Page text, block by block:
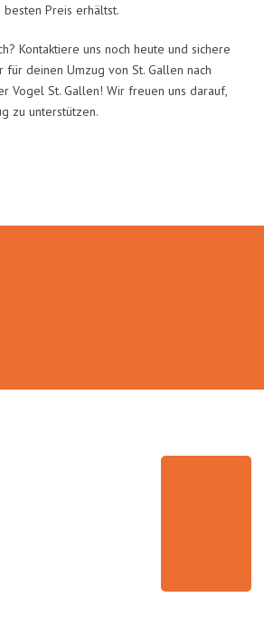
Preis erhältst.
Kontaktiere uns noch heute und sichere
deinen Umzug von St. Gallen nach
Vogel St. Gallen! Wir freuen uns darauf,
zu unterstützen.